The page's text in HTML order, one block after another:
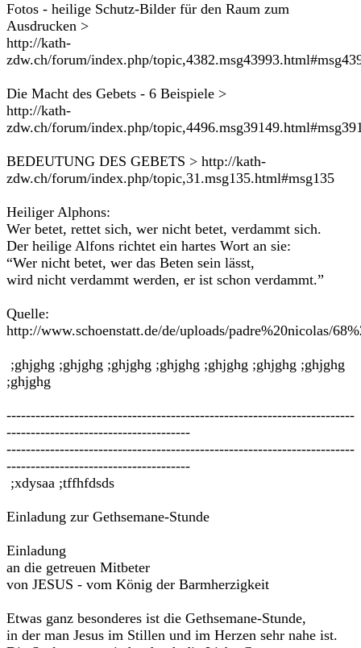
Fotos - heilige Schutz-Bilder für den Raum zum
Ausdrucken >
http://kath-
zdw.ch/forum/index.php/
Die Macht des Gebets - 6 Beispiele >
http://kath-
zdw.ch/forum/index.php/
BEDEUTUNG DES GEBETS > http://kath-
zdw.ch/forum/index.php/topic,31.msg135.html#msg135
Heiliger Alphons:
Wer betet, rettet sich, wer nicht betet, verdammt sich.
Der heilige Alfons richtet ein hartes Wort an sie:
“Wer nicht betet, wer das Beten sein lässt,
wird nicht verdammt werden, er ist schon verdammt.”
Quelle:
http://www.schoenstatt.de/de/uploads/padre%20nicolas/
;ghjghg ;ghjghg ;ghjghg ;ghjghg ;ghjghg ;ghjghg ;ghjghg
;ghjghg
------------------------------------------------------------------------
--------------------------------------
------------------------------------------------------------------------
--------------------------------------
;xdysaa ;tffhfdsds
Einladung zur Gethsemane-Stunde
Einladung
an die getreuen Mitbeter
von JESUS - vom König der Barmherzigkeit
Etwas ganz besonderes ist die Gethsemane-Stunde,
in der man Jesus im Stillen und im Herzen sehr nahe ist.